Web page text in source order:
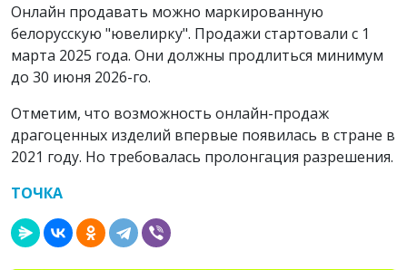
Онлайн продавать можно маркированную
белорусскую "ювелирку". Продажи стартовали с 1
марта 2025 года. Они должны продлиться минимум
до 30 июня 2026-го.
Отметим, что возможность онлайн-продаж
драгоценных изделий впервые появилась в стране в
2021 году. Но требовалась пролонгация разрешения.
ТОЧКА